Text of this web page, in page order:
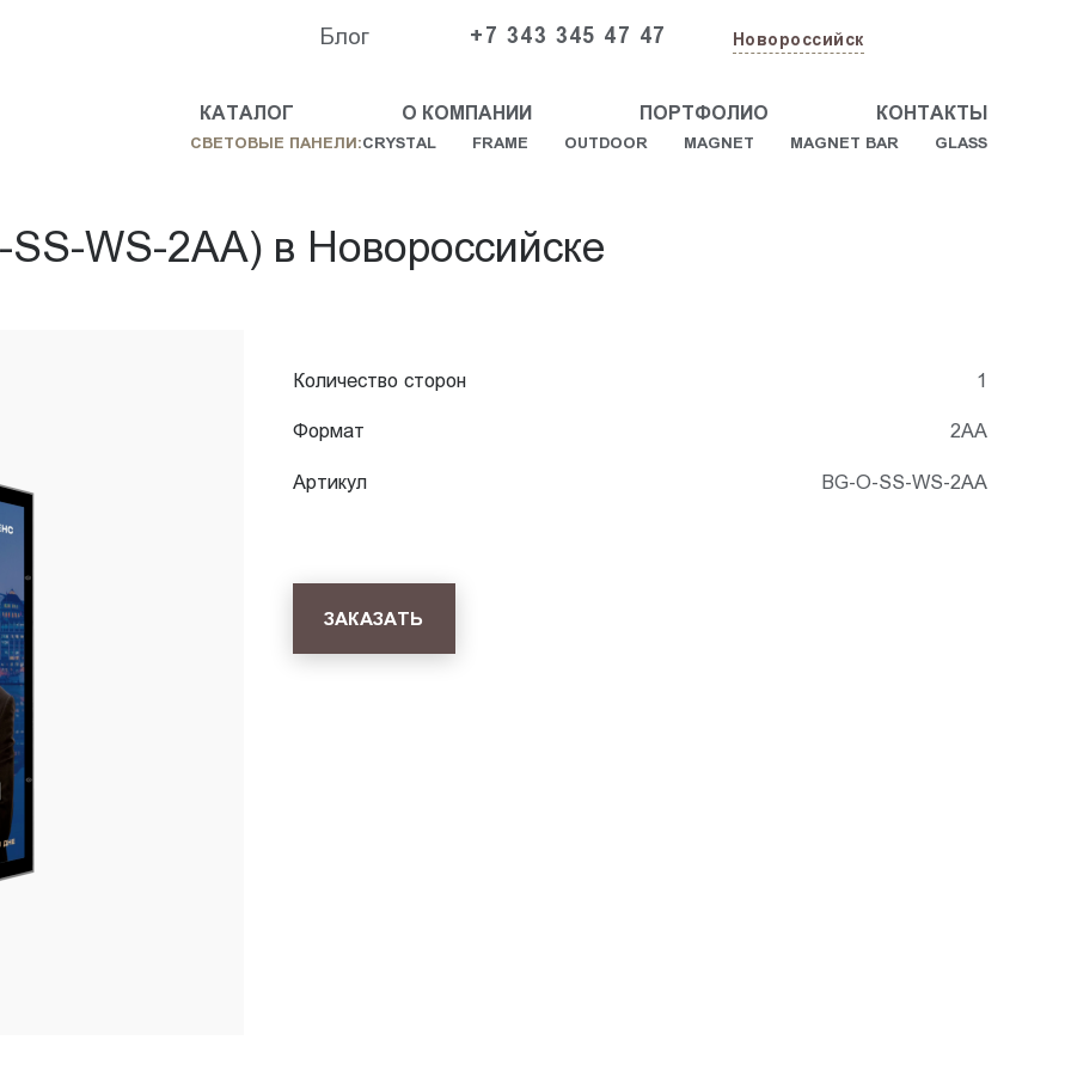
Блог +7 343 345 47 47 Новороссийск
КАТАЛОГ О КОМПАНИИ ПОРТФОЛИО КОНТАКТЫ
СВЕТОВЫЕ ПАНЕЛИ:CRYSTAL FRAME OUTDOOR MAGNET MAGNET BAR GLASS
WS-2AA) в Новороссийске
Количество сторон 1
Формат 2АА
Артикул BG-O-SS-WS-2AA
ЗАКАЗАТЬ